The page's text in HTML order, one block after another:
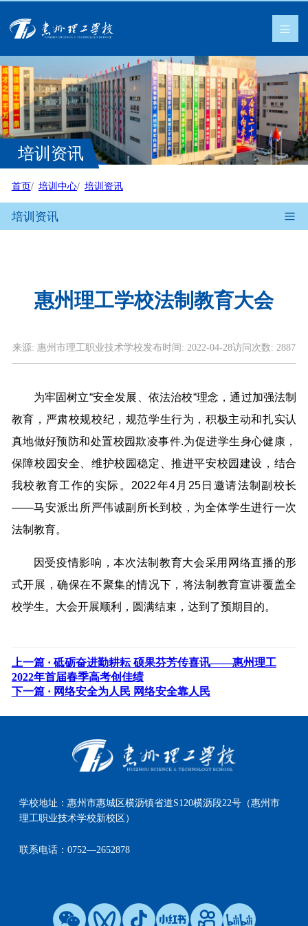
培训资讯
首页 培训中心 培训资讯
培训资讯
惠州理工学校法制教育大会
来源: 惠州市理工职业技术学校发布时间: 2022-04-28访问次数: 2887
为牢固树立“安全发展、依法治校“理念，通过加强法制
教育，严肃校规校纪，规范学生行为，积极主动和扎实认
真地做好预防和处置校园欺凌事件.为促进学生身心健康，
保障校园安全、维护校园稳定、推进平安校园建设，结合
我校教育工作的实际。2022年4月25日邀请法制副校长
——马安派出所严伟诚副所长到校，为全体学生进行一次
法制教育。
因受疫情影响，本次法制教育大会采用网络直播的形
式开展，确保在不聚集的情况下，将法制教育宣讲覆盖全
校学生。大会开展顺利，圆满结束，达到了预期目的。
上一篇 · 砥砺奋进勤耕耘 硕果芬芳传喜讯——惠州理工
2022年首届春季高考创佳绩
下一篇 · 网络安全为人民 网络安全靠人民
学校地址：惠州市惠城区横沥镇省道S120横沥段22号（惠州市
理工职业技术学校新校区）
联系电话：0752—2652878